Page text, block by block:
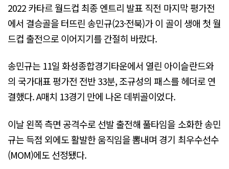
2022 카타르 월드컵 최종 엔트리 발표 직전 마지막 평가전
에서 결승골을 터뜨린 송민규(23·전북)가 이 골이 생애 첫 월
드컵 출전으로 이어지기를 간절히 바랐다.
송민규는 11일 화성종합경기타운에서 열린 아이슬란드와
의 국가대표 평가전 전반 33분, 조규성의 패스를 헤더로 연
결했다. A매치 13경기 만에 나온 데뷔골이었다.
이날 왼쪽 측면 공격수로 선발 출전해 풀타임을 소화한 송민
규는 득점 외에도 활발한 움직임을 뽐내며 경기 최우수선수
(MOM)에도 선정됐다.